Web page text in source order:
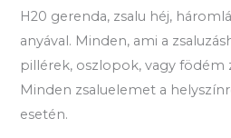
H20 gerenda, zsalu héj,
anyával. Minden, ami a
pillérek, oszlopok, vagy födém
Minden zsaluelemet a
esetén.